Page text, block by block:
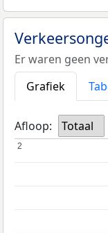
Er waren geen
Grafiek
Afloop: Totaal
2
2